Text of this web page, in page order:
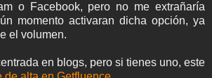
o Facebook, pero no me extrañaría
momento activaran dicha opción, ya
el volumen.
en blogs, pero si tienes uno, este